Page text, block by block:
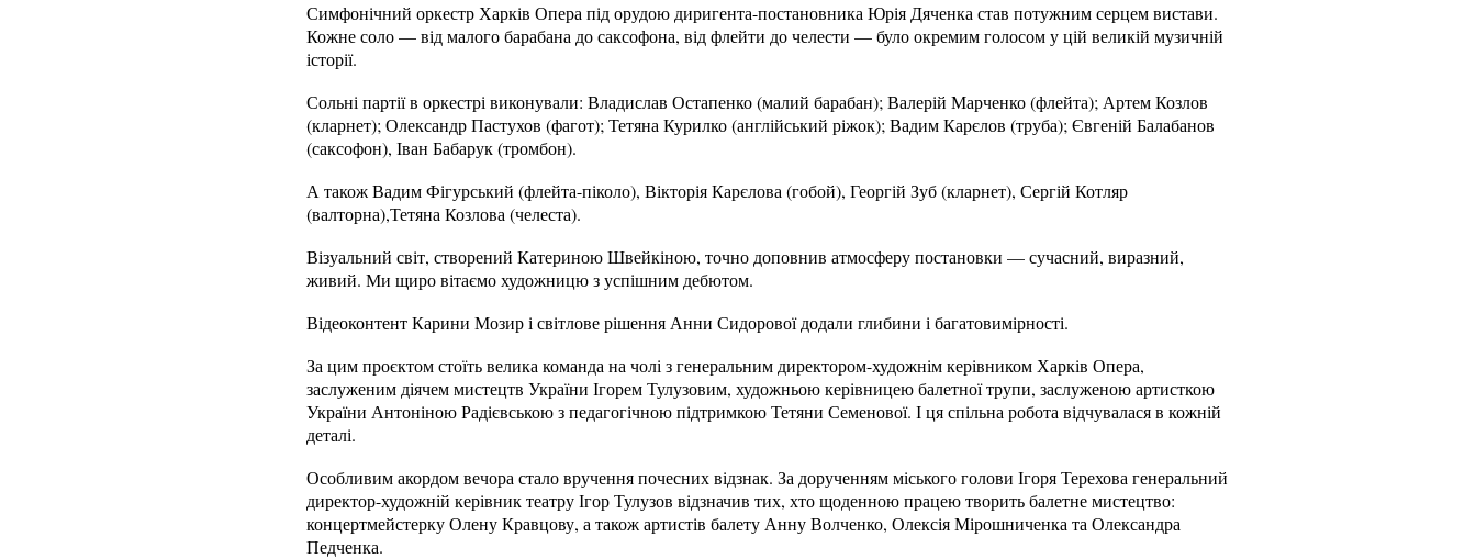
Симфонічний оркестр Харків Опера під орудою диригента-постановника Юрія Дяченка став потужним серцем вистави.
Кожне соло — від малого барабана до саксофона, від флейти до челести — було окремим голосом у цій великій музичній
історії.
Сольні партії в оркестрі виконували: Владислав Остапенко (малий барабан); Валерій Марченко (флейта); Артем Козлов
(кларнет); Олександр Пастухов (фагот); Тетяна Курилко (англійський ріжок); Вадим Карєлов (труба); Євгеній Балабанов
(саксофон), Іван Бабарук (тромбон).
А також Вадим Фігурський (флейта-піколо), Вікторія Карєлова (гобой), Георгій Зуб (кларнет), Сергій Котляр
(валторна),Тетяна Козлова (челеста).
Візуальний світ, створений Катериною Швейкіною, точно доповнив атмосферу постановки — сучасний, виразний,
живий. Ми щиро вітаємо художницю з успішним дебютом.
Відеоконтент Карини Мозир і світлове рішення Анни Сидорової додали глибини і багатовимірності.
За цим проєктом стоїть велика команда на чолі з генеральним директором-художнім керівником Харків Опера,
заслуженим діячем мистецтв України Ігорем Тулузовим, художньою керівницею балетної трупи, заслуженою артисткою
України Антоніною Радієвською з педагогічною підтримкою Тетяни Семенової. І ця спільна робота відчувалася в кожній
деталі.
Особливим акордом вечора стало вручення почесних відзнак. За дорученням міського голови Ігоря Терехова генеральний
директор-художній керівник театру Ігор Тулузов відзначив тих, хто щоденною працею творить балетне мистецтво:
концертмейстерку Олену Кравцову, а також артистів балету Анну Волченко, Олексія Мірошниченка та Олександра
Педченка.